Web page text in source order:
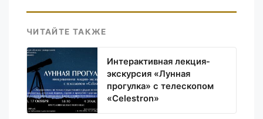
ЧИТАЙТЕ ТАКЖЕ
Интерактивная лекция-
экскурсия «Лунная
прогулка» с телескопом
«Celestron»